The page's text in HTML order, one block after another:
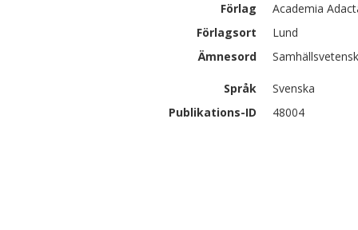
Förlag
Academia
Förlagsort
Lund
Ämnesord
Språk
Svenska
Publikations-ID
48004